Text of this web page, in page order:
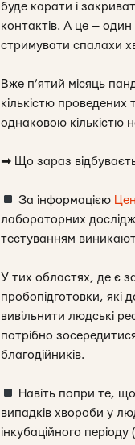
буде карати і
контактів. А це —
стримувати спалахи
Вже п’ятий місяць
кількістю
однаковою кількістю
➡ Що зараз
За інформацією
лабораторних
тестуванням
У тих областях, де є
пробопідготовки,
вивільнити людські
потрібно
благодійників.
Навіть попри те,
випадків хвороби у
інкубаційного